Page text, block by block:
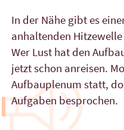
In der Nähe gibt es
anhaltenden
Wer Lust hat den
jetzt schon anreisen.
Aufbauplenum statt,
Aufgaben besprochen.